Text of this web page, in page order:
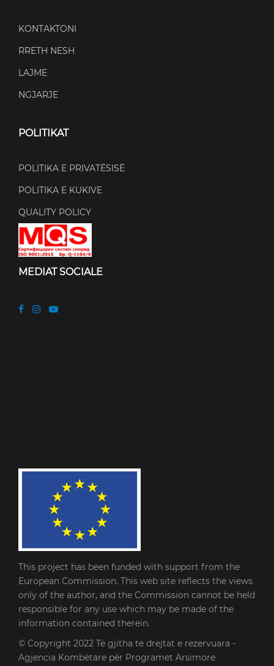
KONTAKTONI
RRETH NESH
LAJME
NGJARJE
POLITIKAT
POLITIKA E PRIVATËSISË
POLITIKA E KUKIVE
QUALITY POLICY
MEDIAT SOCIALE
This project has been funded with support from the
European Commission. This web site reflects the views
only of the author, and the Commission cannot be held
responsible for any use which may be made of the
information contained therein.
© Copyright 2022 Të gjitha të drejtat e rezervuara -
Agjencia Kombëtare për Programet Arsimore